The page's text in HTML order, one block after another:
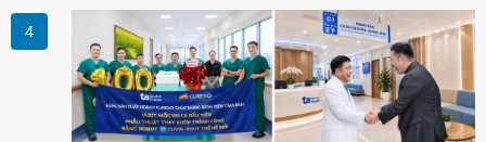
nghị vĩ đại, đoàn kết đặc biệt Việt Nam - Lào.